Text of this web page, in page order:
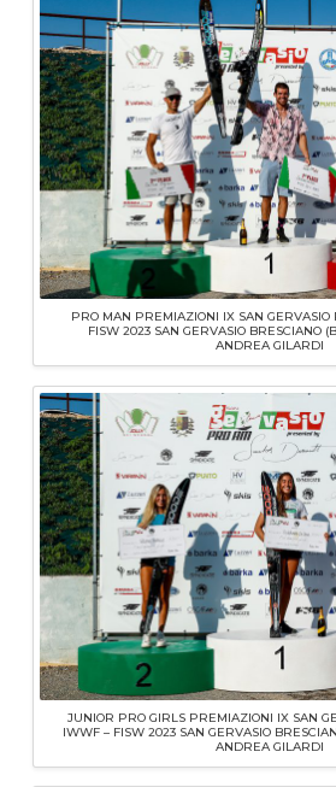
PRO MAN PREMIAZIONI IX SAN
FISW 2023 SAN GERVASIO BRESCIANO
ANDREA GILARDI
JUNIOR PRO GIRLS PREMIAZIONI IX SAN
IWWF – FISW 2023 SAN GERVASIO
ANDREA GILARDI